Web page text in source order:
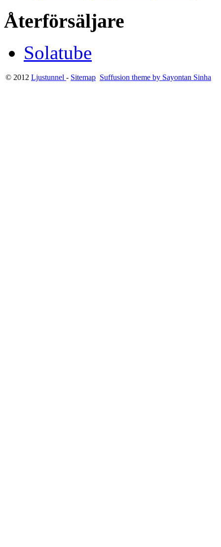
Återförsäljare
Solatube
© 2012 Ljustunnel - Sitemap Suffusion theme by Sayontan Sinha